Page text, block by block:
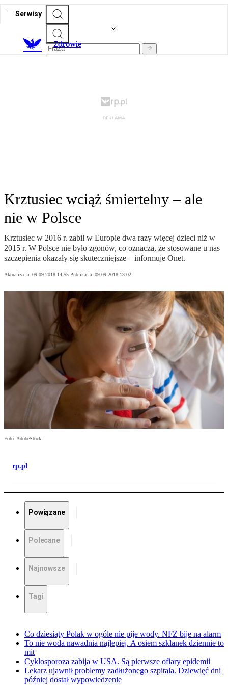
Serwisy
Zdrowie
Krztusiec wciąż śmiertelny – ale
nie w Polsce
Krztusiec w 2016 r. zabił w Europie dwa razy więcej dzieci niż w
2015 r. W Polsce nie było zgonów, co oznacza, że stosowane u nas
szczepienia okazały się skuteczniejsze – informuje Onet.
Aktualizacja: 09.09.2018 14:55 Publikacja: 09.09.2018 13:02
Foto: AdobeStock
rp.pl
Powiązane
Polecane
Najnowsze
Tagi
Co dziesiąty Polak w ogóle nie pije wody. NFZ bije na alarm
To nie woda nawadnia najlepiej. A osiem szklanek dziennie to
mit
Cyklosporoza zabija w USA. Są pierwsze ofiary epidemii
Lekarz ujawnił problemy zadłużonego szpitala. Dziewięć dni
później dostał wypowiedzenie